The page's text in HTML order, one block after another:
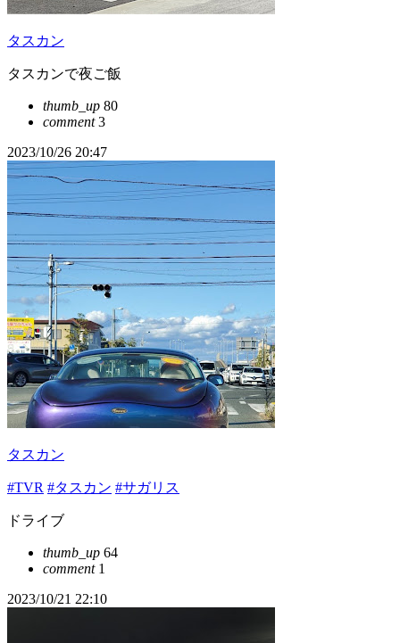
タスカン
タスカンで夜ご飯
thumb_up 80
comment3
2023/10/26 20:47
タスカン
#TVR #タスカン #サガリス
ドライブ
thumb_up 64
comment1
2023/10/21 22:10